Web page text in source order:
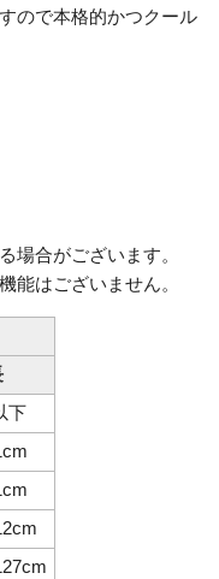
ので本格的かつクール
場合がございます。
能はございません。
下